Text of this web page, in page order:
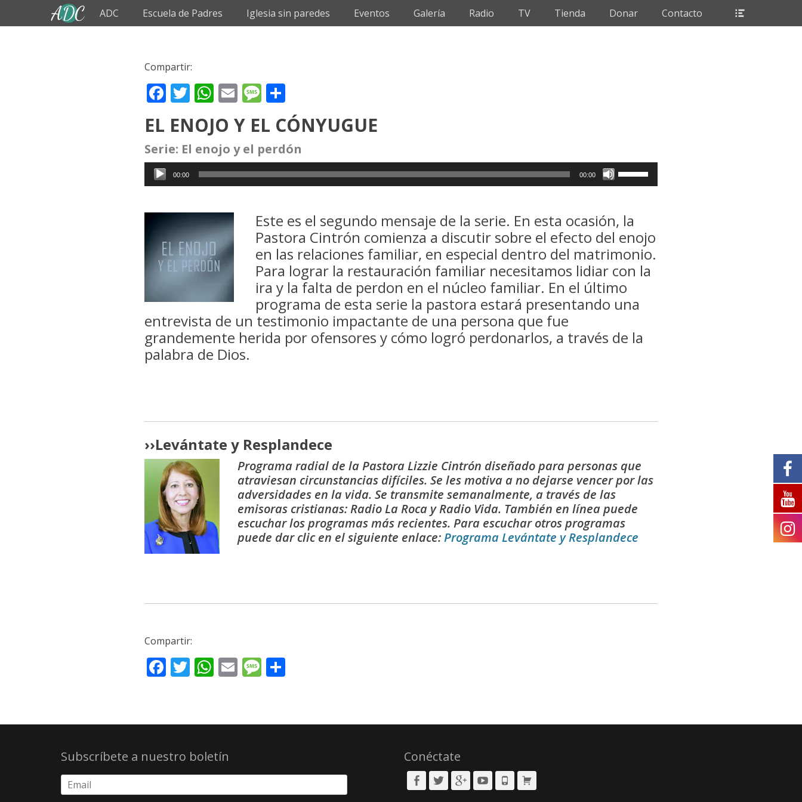
Skip
to
Primary Menu
ADC Escuela de Padres Iglesia sin paredes Eventos Galería Radio TV Tienda Donar Contacto
Compartir:
Facebook
Twitter
WhatsApp
EmailMessage
EL ENOJO Y EL CÓNYUGUE
Serie: El enojo y el perdón
Reproductor
de
00:00 00:00
flecha
arriba/abajo
para
aumentar
o
el
Este es el segundo mensaje de la serie. En esta ocasión, la
Pastora Cintrón comienza a discutir sobre el efecto del enojo
en las relaciones familiar, en especial dentro del matrimonio.
Para lograr la restauración familiar necesitamos lidiar con la
ira y la falta de perdon en el núcleo familiar. En el último
programa de esta serie la pastora estará presentando una
entrevista de un testimonio impactante de una persona que fue
grandemente herida por ofensores y cómo logró perdonarlos, a través de la
palabra de Dios.
››Levántate y Resplandece
Programa radial de la Pastora Lizzie Cintrón diseñado para personas que
atraviesan circunstancias difíciles. Se les motiva a no dejarse vencer por las
adversidades en la vida. Se transmite semanalmente, a través de las
emisoras cristianas: Radio La Roca y Radio Vida. También en línea puede
escuchar los programas más recientes. Para escuchar otros programas
puede dar clic en el siguiente enlace:Programa Levántate y Resplandece
Compartir:
Facebook
Twitter
WhatsApp
EmailMessage
Subscríbete a nuestro boletín Conéctate
FacebookTwitterGoogleplusYouTubePhone